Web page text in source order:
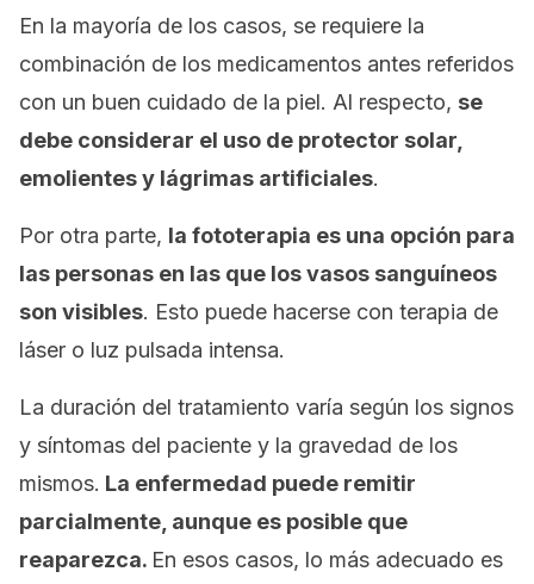
En la mayoría de los casos, se requiere la
combinación de los medicamentos antes referidos
con un buen cuidado de la piel. Al respecto, se
debe considerar el uso de protector solar,
emolientes y lágrimas artificiales.
Por otra parte, la fototerapia es una opción para
las personas en las que los vasos sanguíneos
son visibles. Esto puede hacerse con terapia de
láser o luz pulsada intensa.
La duración del tratamiento varía según los signos
y síntomas del paciente y la gravedad de los
mismos. La enfermedad puede remitir
parcialmente, aunque es posible que
reaparezca. En esos casos, lo más adecuado es